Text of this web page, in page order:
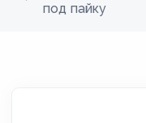
под пайку